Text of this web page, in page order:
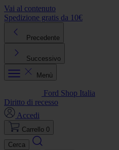
Vai al contenuto
Spedizione gratis da 10€
Precedente
Successivo
Menù
Ford Shop Italia
Diritto di recesso
Accedi
Carrello 0
Cerca